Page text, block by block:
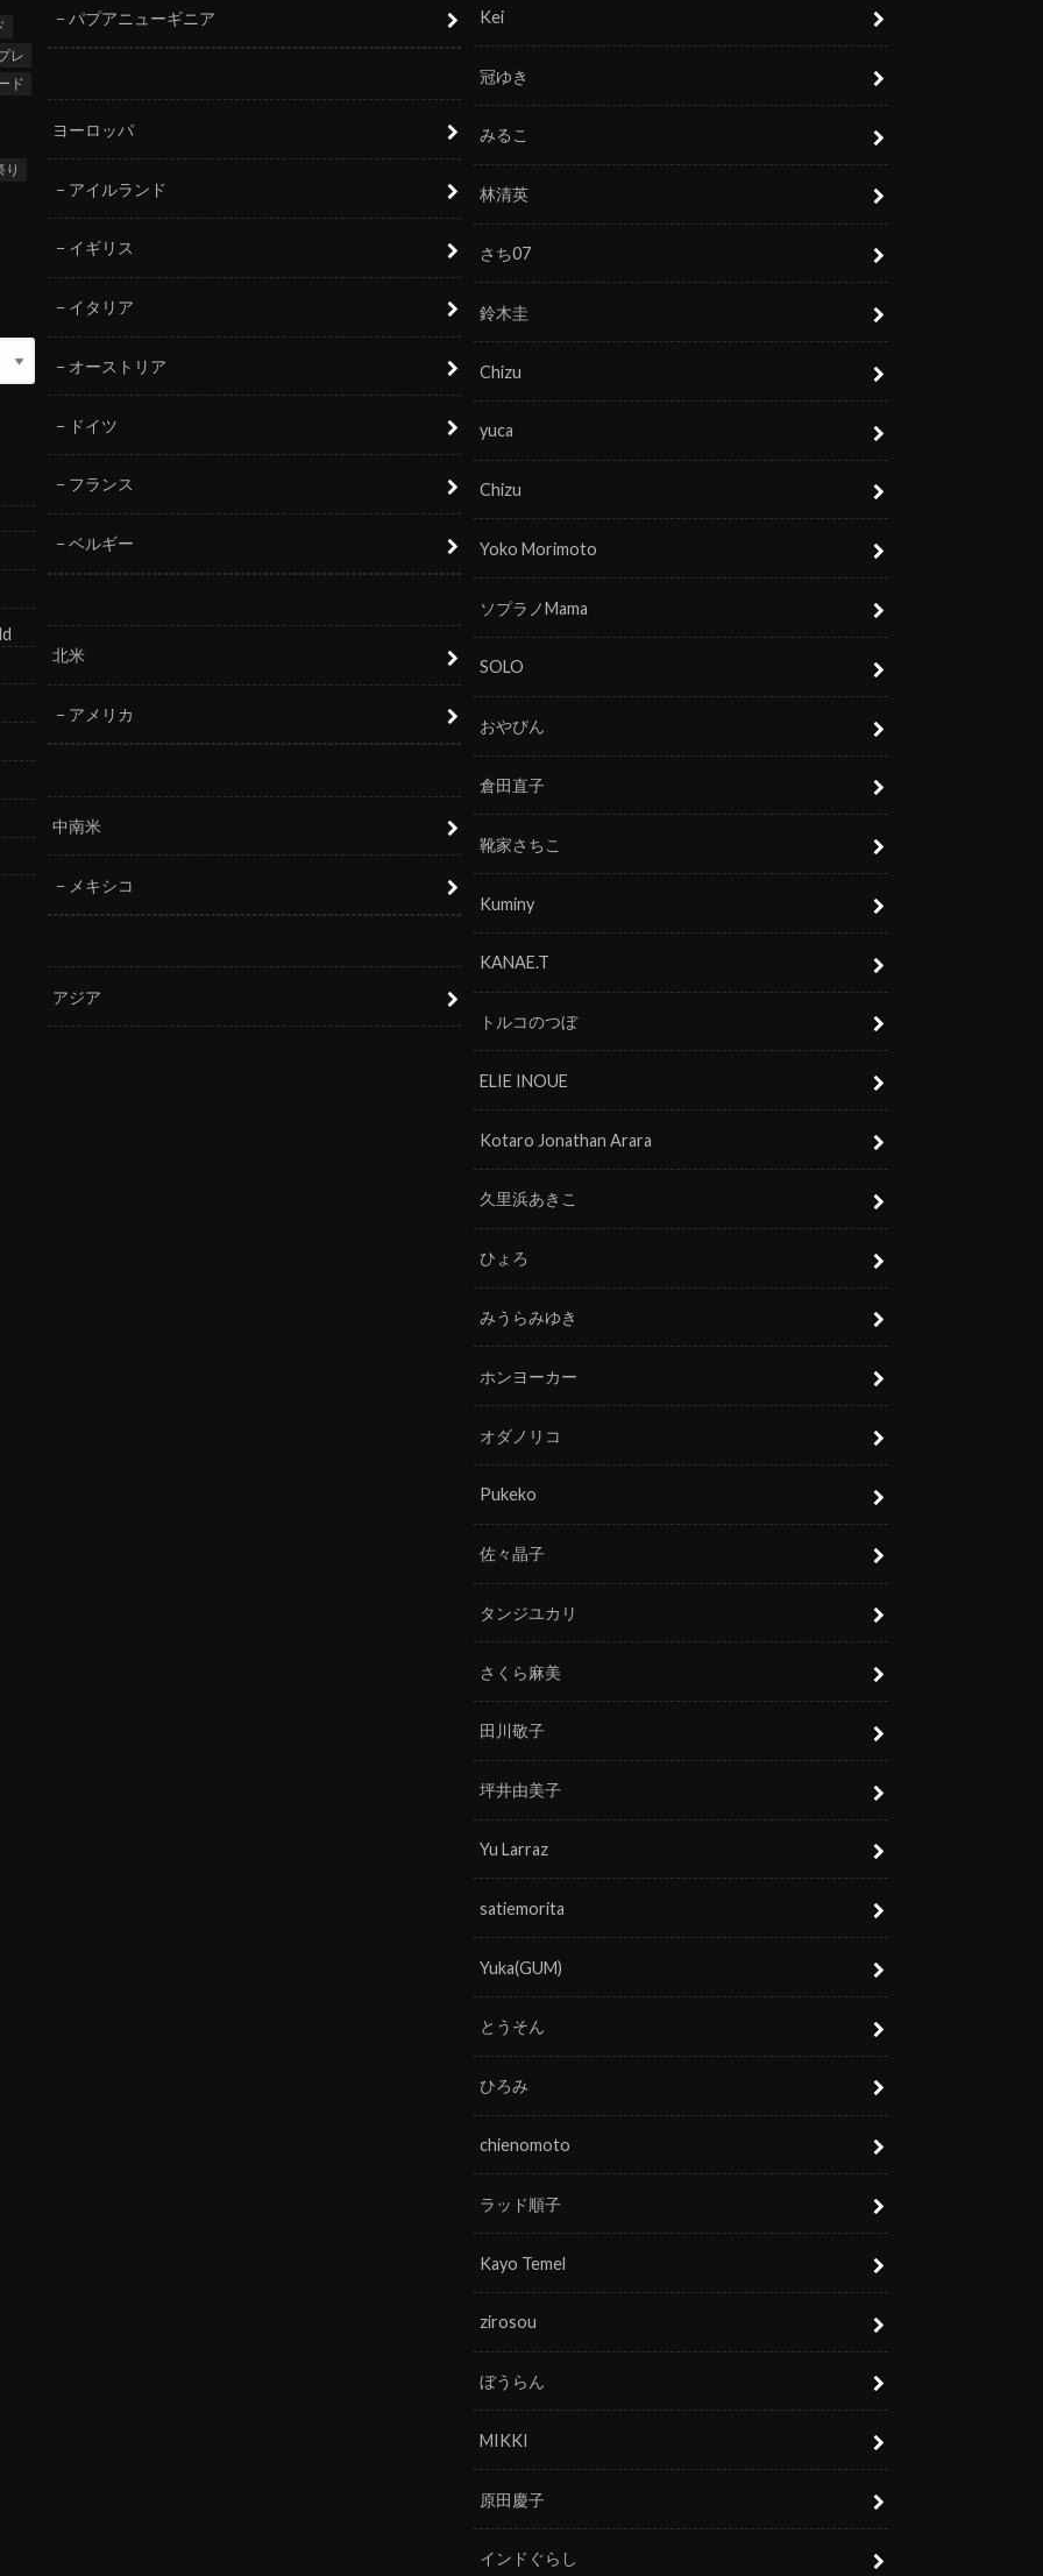
レ
ド
り
パプアニューギニア
ヨーロッパ
アイルランド
イギリス
イタリア
オーストリア
ドイツ
フランス
ベルギー
北米
アメリカ
中南米
メキシコ
アジア
Kei
冠ゆき
みるこ
林清英
さち07
鈴木圭
Chizu
yuca
Chizu
Yoko Morimoto
ソプラノMama
SOLO
おやびん
倉田直子
靴家さちこ
Kuminy
KANAE.T
トルコのつぼ
ELIE INOUE
Kotaro Jonathan Arara
久里浜あきこ
ひょろ
みうらみゆき
ホンヨーカー
オダノリコ
Pukeko
佐々晶子
タンジユカリ
さくら麻美
田川敬子
坪井由美子
Yu Larraz
satiemorita
Yuka(GUM)
とうそん
ひろみ
chienomoto
ラッド順子
Kayo Temel
zirosou
ぼうらん
MIKKI
原田慶子
インドぐらし